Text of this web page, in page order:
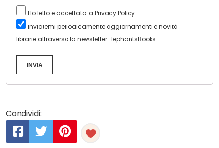
Ho letto e accettato la Privacy Policy
Inviatemi periodicamente aggiornamenti e novità
librarie attraverso la newsletter ElephantsBooks
INVIA
Condividi: